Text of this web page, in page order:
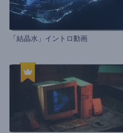
「結晶水」イントロ動画